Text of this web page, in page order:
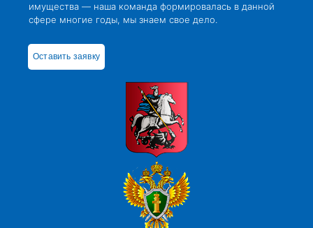
имущества — наша команда формировалась в данной
сфере многие годы, мы знаем свое дело.
Оставить заявку